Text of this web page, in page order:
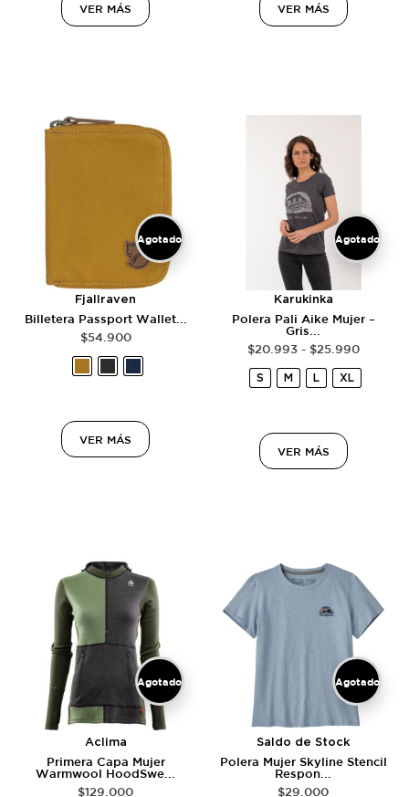
VER MÁS VER MÁS
Agotado
Fjallraven
Billetera Passport Wallet...
$54.900
VER MÁS
Agotado
Karukinka
Polera Pali Aike Mujer –
Gris...
$20.993 - $25.990
S M L XL
VER MÁS
Agotado
Aclima
Primera Capa Mujer
Warmwool HoodSwe...
$129.000
Agotado
Saldo de Stock
Polera Mujer Skyline Stencil
Respon...
$29.000